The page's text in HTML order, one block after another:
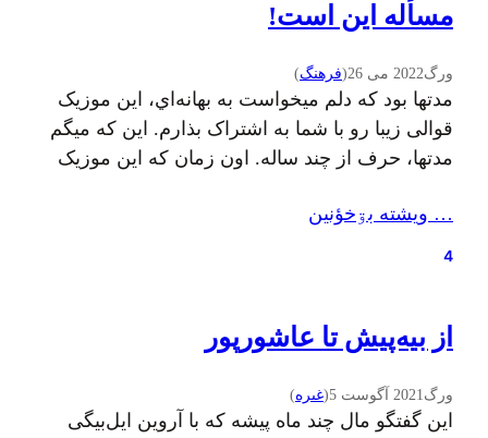
مسأله این است!
ورگ2022 می 26 (فرهنگ)
مدتها بود که دلم میخواست به بهانه‌اي، این موزیک
قوالی زیبا رو با شما به اشتراک بذارم. این که میگم
مدتها، حرف از چند ساله. اون زمان که این موزیک
سالهای سیاه کرونا و این قرن پر از رنج و ستم و
عصیان آغاز نشده…
… ويشته بۊخؤنين
4
از بیه‌پیش تا عاشورپور
ورگ2021 آگوست 5 (غىره)
این گفتگو مال چند ماه پیشه که با آروین ایل‌بیگی